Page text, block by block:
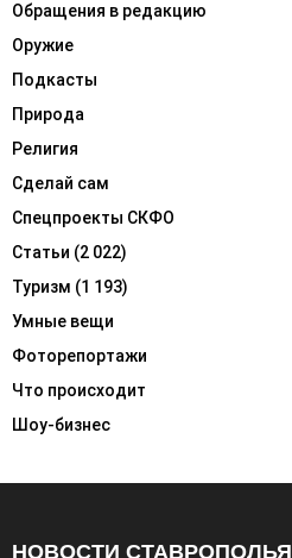
Обращения в редакцию
Оружие
Подкасты
Природа
Религия
Сделай сам
Спецпроекты СКФО
Статьи (2 022)
Туризм (1 193)
Умные вещи
Фоторепортажи
Что происходит
Шоу-бизнес
НОВОСТИ СТАВРОПОЛЬЯ